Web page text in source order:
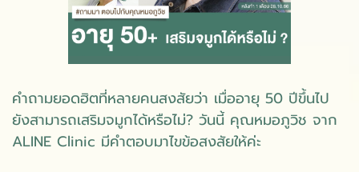
คำถามยอดฮิตที่หลายคนสงสัยว่า เมื่ออายุ 50 ปีขึ้นไป
ยังสามารถเสริมจมูกได้หรือไม่? วันนี้ คุณหมอภูวิช จาก
ALINE Clinic มีคำตอบมาไขข้อสงสัยให้ค่ะ